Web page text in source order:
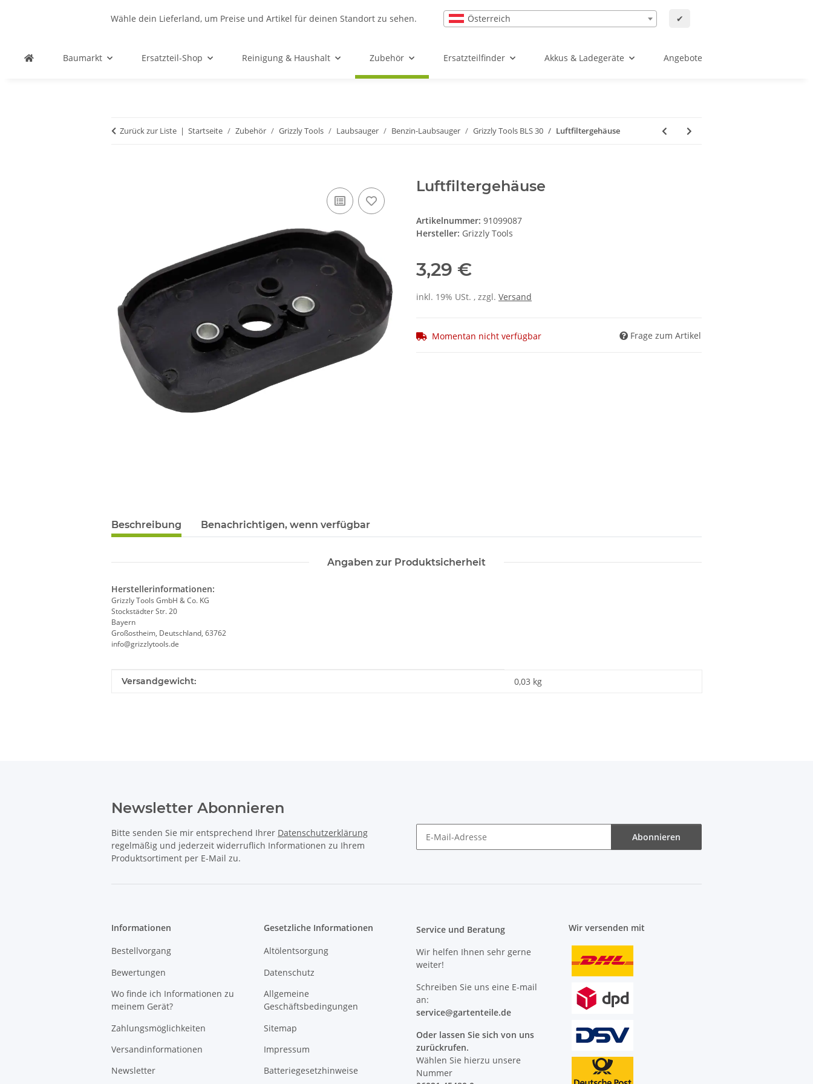
Wähle dein Lieferland, um Preise und Artikel für deinen Standort zu sehen. Österreich ✔
Baumarkt Ersatzteil-Shop Reinigung & Haushalt Zubehör Ersatzteilfinder Akkus & Ladegeräte Angebote
Zurück zur Liste Startseite Zubehör Grizzly Tools Laubsauger Benzin-Laubsauger Grizzly Tools BLS 30 Luftfiltergehäuse
Luftfiltergehäuse
Artikelnummer: 91099087
Hersteller: Grizzly Tools
3,29 €
inkl. 19% USt. , zzgl. Versand
Momentan nicht verfügbar Frage zum Artikel
Beschreibung Benachrichtigen, wenn verfügbar
Angaben zur Produktsicherheit
Herstellerinformationen:
Grizzly Tools GmbH & Co. KG
Stockstädter Str. 20
Bayern
Großostheim, Deutschland, 63762
info@grizzlytools.de
Produkteigenschaft
Wert
Versandgewicht: 0,03 kg
Newsletter Abonnieren
Bitte senden Sie mir entsprechend Ihrer Datenschutzerklärung
regelmäßig und jederzeit widerruflich Informationen zu Ihrem
Produktsortiment per E-Mail zu.
Abonnieren
Informationen
Bestellvorgang
Bewertungen
Wo finde ich Informationen zu
meinem Gerät?
Zahlungsmöglichkeiten
Versandinformationen
Newsletter
Gesetzliche Informationen
Altölentsorgung
Datenschutz
Allgemeine
Geschäftsbedingungen
Sitemap
Impressum
Batteriegesetzhinweise
Service und Beratung
Wir helfen Ihnen sehr gerne
weiter!
Schreiben Sie uns eine E-mail
an:
service@gartenteile.de
Oder lassen Sie sich von uns
zurückrufen.
Wählen Sie hierzu unsere
Nummer
Wir versenden mit